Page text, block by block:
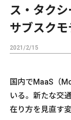
ス・タク
サブスクモ
2021/2/15
国内でMaaS（
いる。新たな交
在り方を見直す